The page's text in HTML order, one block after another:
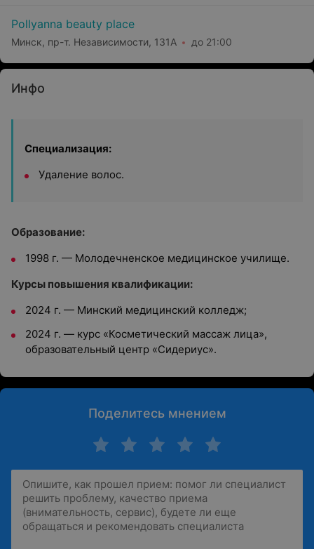
Pollyanna beauty place
Минск, пр-т. Независимости, 131А до 21:00
Инфо
Специализация:
Удаление волос.
Образование:
1998 г. — Молодечненское медицинское училище.
Курсы повышения квалификации:
2024 г. — Минский медицинский колледж;
2024 г. — курс «Косметический массаж лица»,
образовательный центр «Сидериус».
Поделитесь мнением